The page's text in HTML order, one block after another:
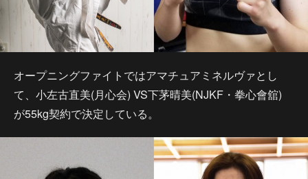
オープニングファイトではアマチュアミネルヴァとし
て、小左古直美(月心会) VS下茅晴美(NJKF・拳心會舘)
が55kg契約で決定している。